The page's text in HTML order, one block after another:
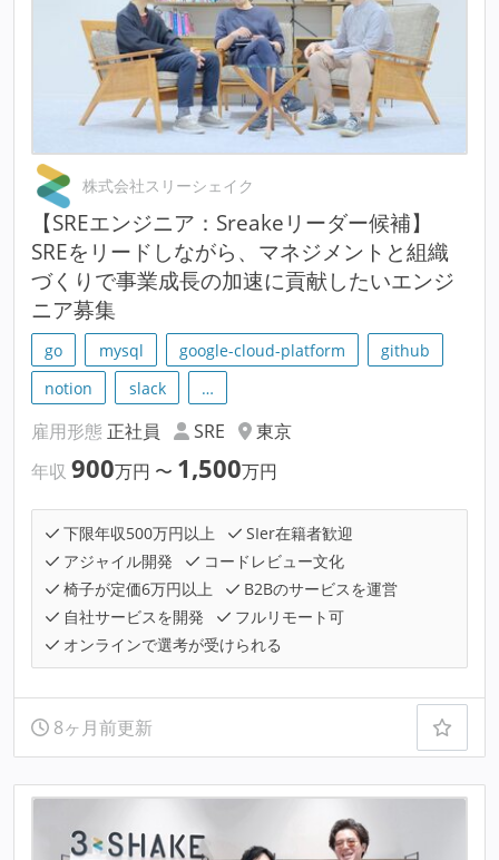
株式会社スリーシェイク
【SREエンジニア：Sreakeリーダー候補】
SREをリードしながら、マネジメントと組織
づくりで事業成長の加速に貢献したいエンジ
ニア募集
go mysql google-cloud-platform
github
notion
slack …
雇用形態 正社員 SRE
東京
年収 900万円 〜 1,500万円
下限年収500万円以上
SIer在籍者歓迎
アジャイル開発
コードレビュー文化
椅子が定価6万円以上
B2Bのサービスを運営
自社サービスを開発
フルリモート可
オンラインで選考が受けられる
8ヶ月前更新